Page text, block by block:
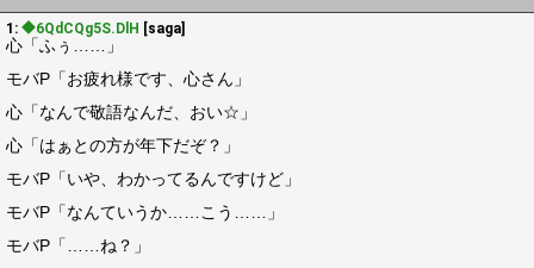
1: ◆6QdCQg5S.DlH [saga]
心「ふぅ……」
モバP「お疲れ様です、心さん」
心「なんで敬語なんだ、おい☆」
心「はぁとの方が年下だぞ？」
モバP「いや、わかってるんですけど」
モバP「なんていうか……こう……」
モバP「……ね？」